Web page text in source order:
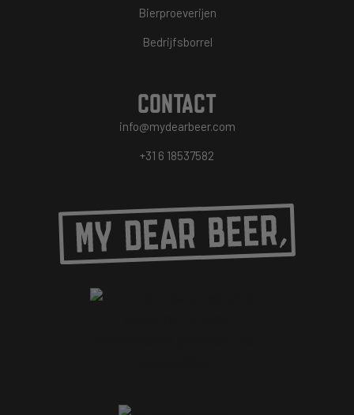
Bierproeverijen
Bedrijfsborrel
CONTACT
info@mydearbeer.com
+31 6 18537582